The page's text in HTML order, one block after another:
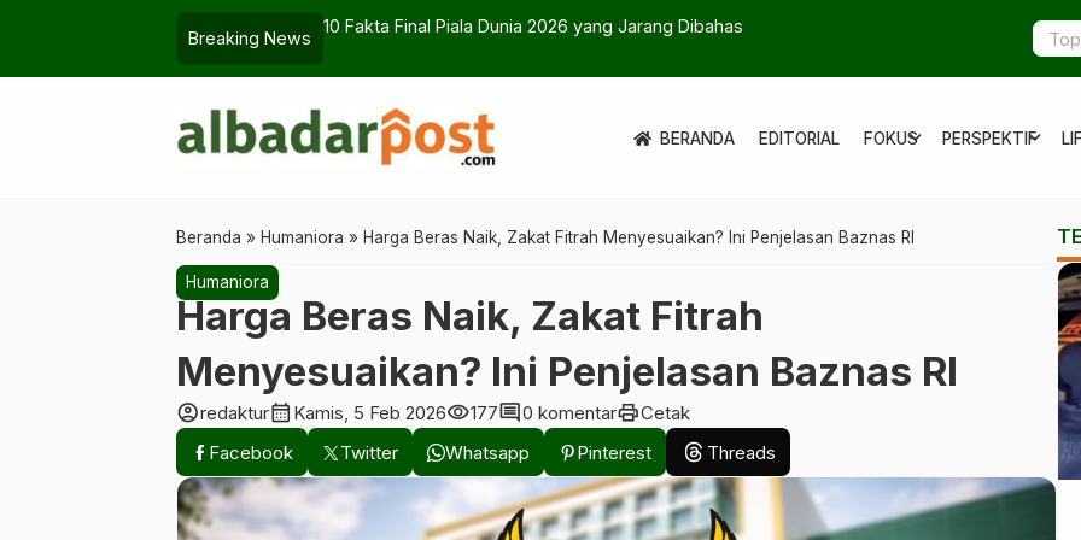
Breaking News
Birokrasi Pemkot Tasikmalaya Disorot, Ada Apa? Rating
BERANDA EDITORIAL FOKUS
expand_more PERSPEKTIF
expand_more
Beranda » Humaniora » Harga Beras Naik, Zakat Fitrah Menyesuaikan? Ini Penjelasan Baznas RI
Humaniora
Harga Beras Naik, Zakat Fitrah
Menyesuaikan? Ini Penjelasan Baznas RI
account_circleredakturcalendar_month Kamis, 5 Feb 2026visibility177comment0 komentarprintCetak
Facebook
Twitter Whatsapp Pinterest Threads